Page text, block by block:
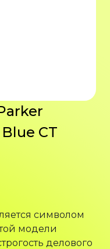
CT
символом
модели
делового